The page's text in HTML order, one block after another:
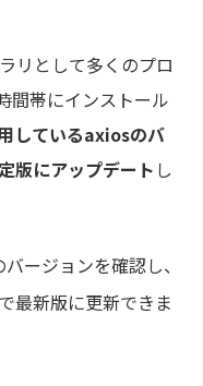
リとして多くのプロ
間帯にインストール
しているaxiosのバ
版にアップデート し
ージョンを確認し、
で最新版に更新できま